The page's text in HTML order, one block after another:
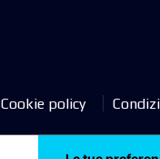
Cookie policy